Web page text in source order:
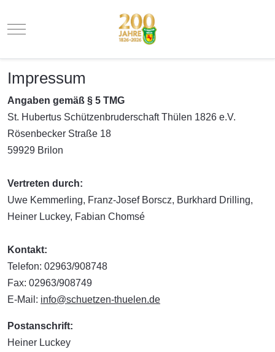
Mobile Menu Toggle
Impressum
Angaben gemäß § 5 TMG
St. Hubertus Schützenbruderschaft Thülen 1826 e.V.
Rösenbecker Straße 18
59929 Brilon
Vertreten durch:
Uwe Kemmerling, Franz-Josef Borscz, Burkhard Drilling,
Heiner Luckey, Fabian Chomsé
Kontakt:
Telefon: 02963/908748
Fax: 02963/908749
E-Mail: info@schuetzen-thuelen.de
Postanschrift:
Heiner Luckey